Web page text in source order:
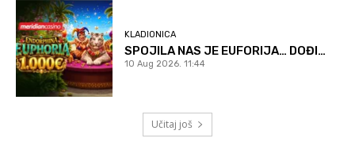
KLADIONICA
SPOJILA NAS JE EUFORIJA… DOĐI…
10 Aug 2026. 11:44
Učitaj još